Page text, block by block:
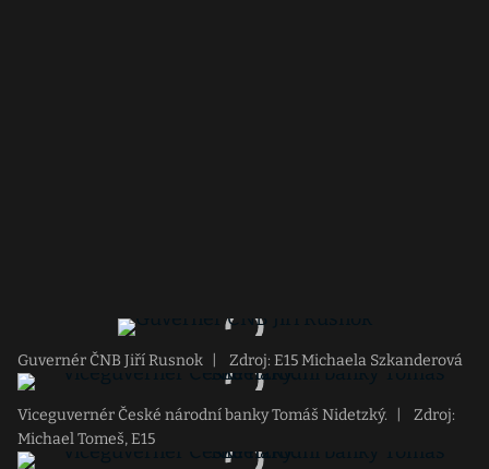
Guvernér ČNB Jiří Rusnok Zdroj: E15 Michaela Szkanderová
Viceguvernér České národní banky Tomáš Nidetzký.
Zdroj:
Michael Tomeš, E15